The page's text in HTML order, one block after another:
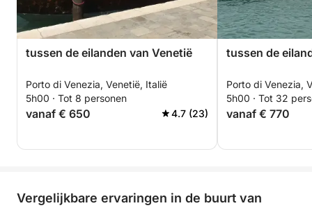
tussen de eilanden van Venetië
Porto di Venezia, Venetië, Italië
5h00 · Tot 8 personen
vanaf € 650 4.7 (23)
tussen de
Porto di Venezia,
5h00 · Tot 32
vanaf € 770
Vergelijkbare ervaringen in de buurt van